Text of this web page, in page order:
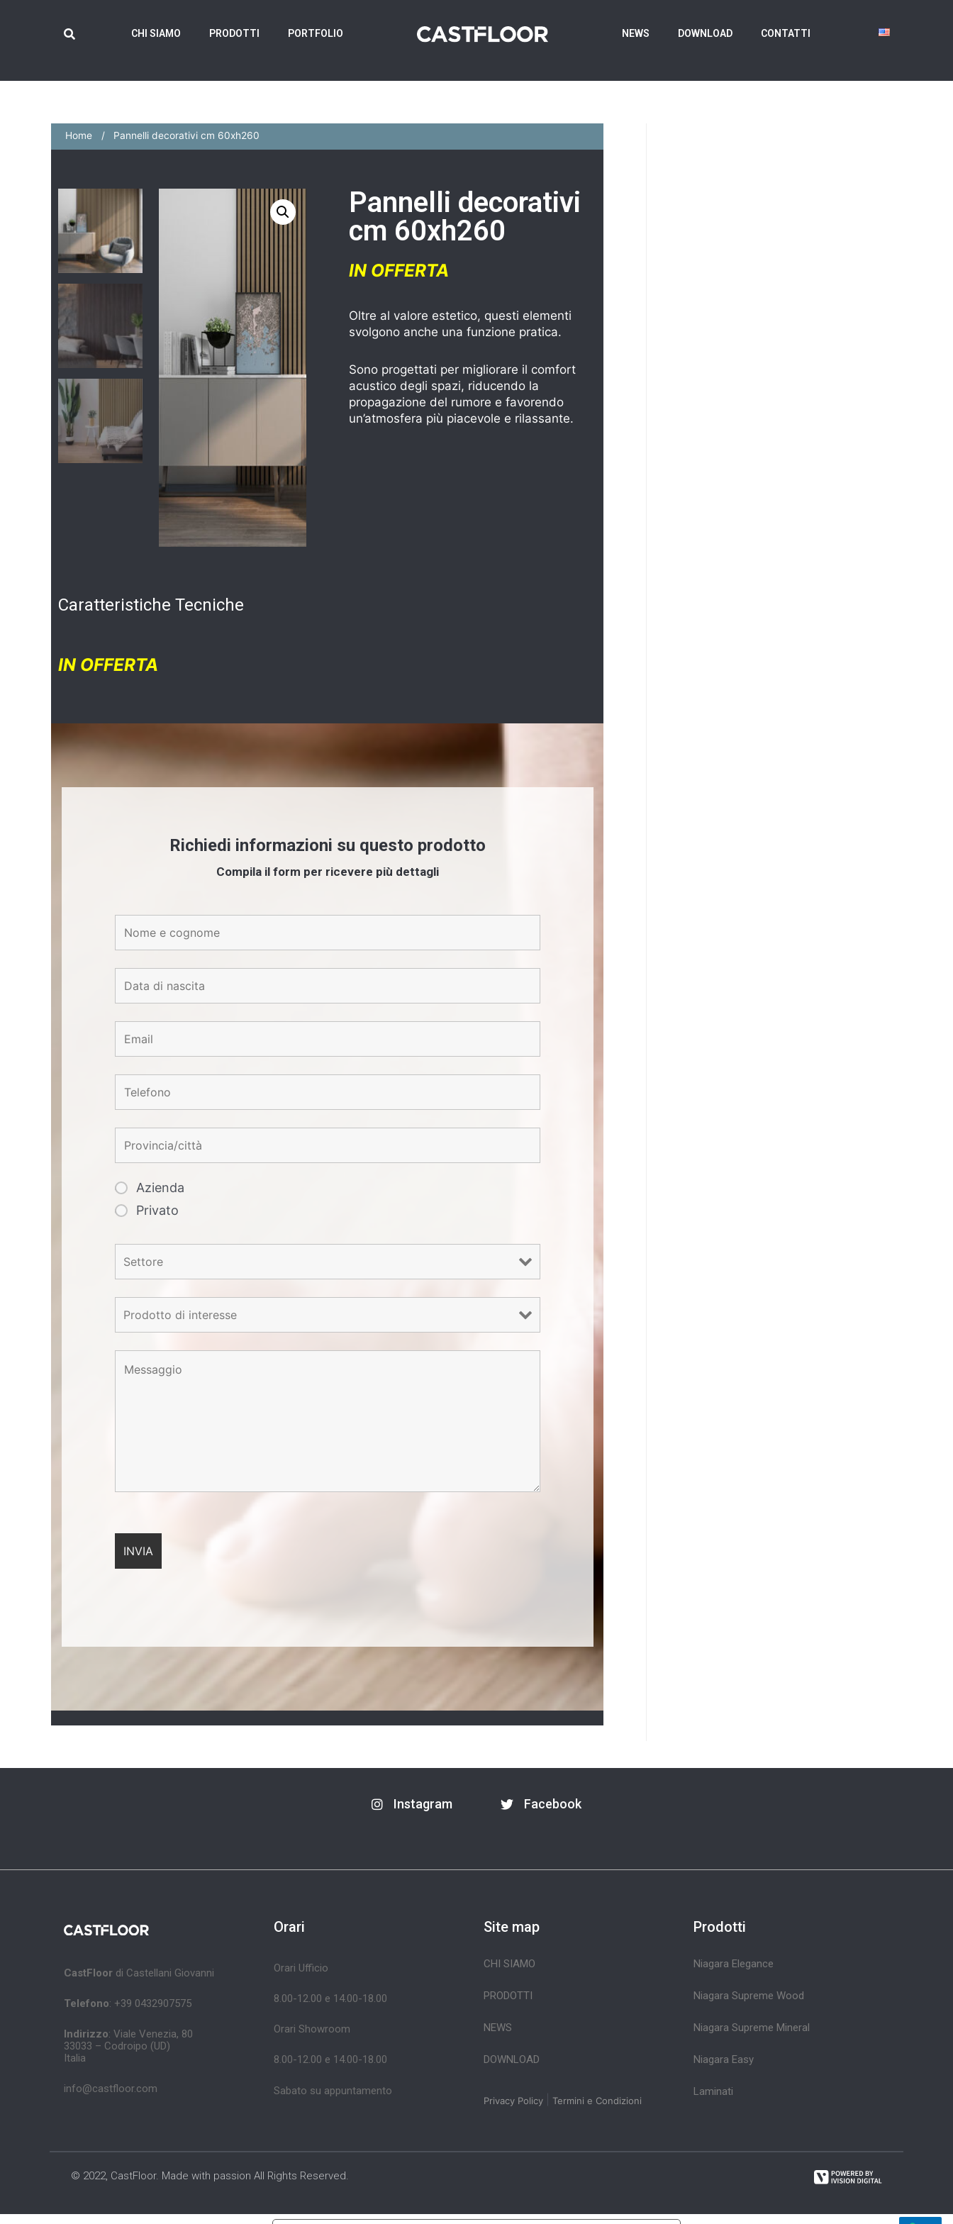
CHI SIAMO PRODOTTI PORTFOLIO NEWS DOWNLOAD CONTATTI
Home Pannelli decorativi cm 60xh260
Pannelli decorativi
cm 60xh260
IN OFFERTA
Oltre al valore estetico, questi elementi
svolgono anche una funzione pratica.
Sono progettati per migliorare il comfort
acustico degli spazi, riducendo la
propagazione del rumore e favorendo
un’atmosfera più piacevole e rilassante.
Caratteristiche Tecniche
IN OFFERTA
Richiedi informazioni su questo prodotto
Compila il form per ricevere più dettagli
Azienda
Privato
Instagram Facebook
CastFloor di Castellani Giovanni
Telefono: +39 0432907575
Indirizzo: Viale Venezia, 80
33033 – Codroipo (UD)
Italia
info@castfloor.com
Orari
Orari Ufficio
8.00-12.00 e 14.00-18.00
Orari Showroom
8.00-12.00 e 14.00-18.00
Sabato su appuntamento
Site map
CHI SIAMO
PRODOTTI
NEWS
DOWNLOAD
Privacy Policy Termini e Condizioni
Prodotti
Niagara Elegance
Niagara Supreme Wood
Niagara Supreme Mineral
Niagara Easy
Laminati
© 2022, CastFloor. Made with passion All Rights Reserved.